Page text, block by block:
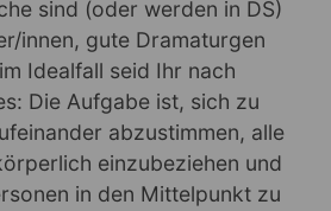
sind (oder werden in DS)
innen, gute Dramaturgen
Idealfall seid Ihr nach
Die Aufgabe ist, sich zu
abzustimmen, alle
einzubeziehen und
in den Mittelpunkt zu